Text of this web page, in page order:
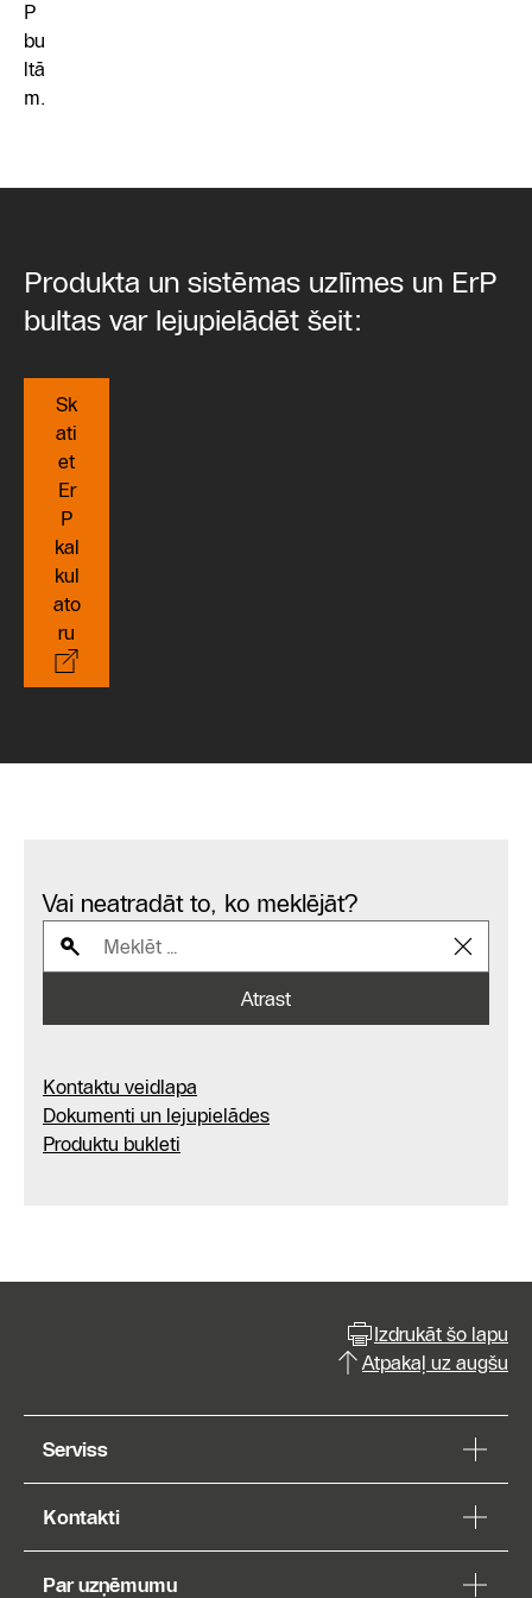
P
bu
ltā
m.
Produkta un sistēmas uzlīmes un ErP
bultas var lejupielādēt šeit:
Sk
ati
et
Er
P
kal
kul
ato
ru
Vai neatradāt to, ko meklējāt?
Atrast
Kontaktu veidlapa
Dokumenti un lejupielādes
Produktu bukleti
Izdrukāt šo lapu
Atpakaļ uz augšu
Serviss
Kontakti
Par uzņēmumu